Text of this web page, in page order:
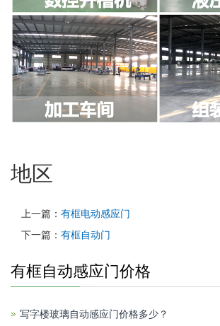
地区
上一篇： 有框电动感应门
下一篇： 有框自动门
有框自动感应门价格
写字楼玻璃自动感应门价格多少？